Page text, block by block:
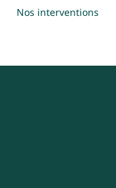
Nos interventions